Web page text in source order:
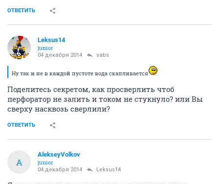
ОТВЕТИТЬ
Leksus14
junior
04 декабря 2014 sabs
Ну так и не в каждой пустоте вода скапливается
Поделитесь секретом, как просверлить чтоб
перфоратор не залить и током не стукнуло? или Вы
сверху насквозь сверлили?
ОТВЕТИТЬ
A
AlekseyVolkov
junior
04 декабря 2014 Leksus14